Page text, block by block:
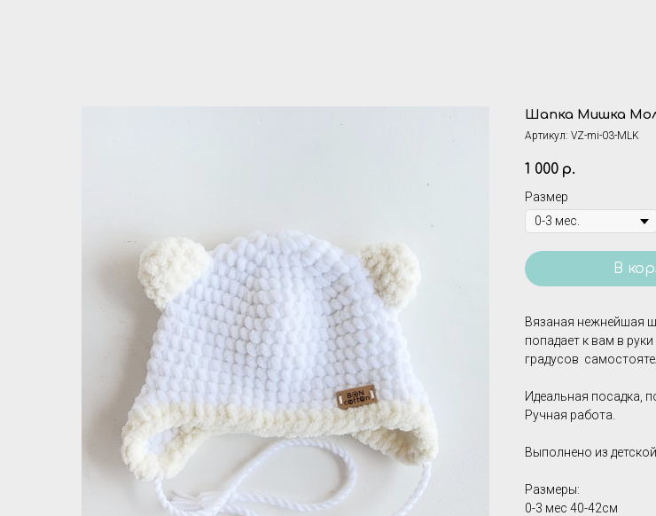
Шапка Мишка
Артикул: VZ-mi-03-MLK
1 000 р.
Размер
В
Вязаная нежнейшая
попадает к вам в
градусов
Идеальная посадка,
Ручная работа.
Выполнено из
Размеры:
0-3 мес 40-42см